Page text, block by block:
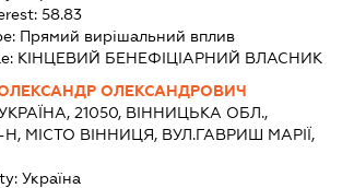
58.83
Прямий вирішальний вплив
КІНЦЕВИЙ БЕНЕФІЦІАРНИЙ ВЛАСНИК
ОЛЕКСАНДРОВИЧ
21050, ВІННИЦЬКА ОБЛ.,
МІСТО ВІННИЦЯ, ВУЛ.ГАВРИШ МАРІЇ,
Україна